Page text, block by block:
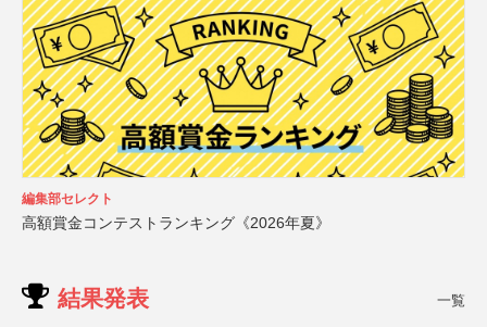
編集部セレクト
高額賞金コンテストランキング《2026年夏》
結果発表 一覧